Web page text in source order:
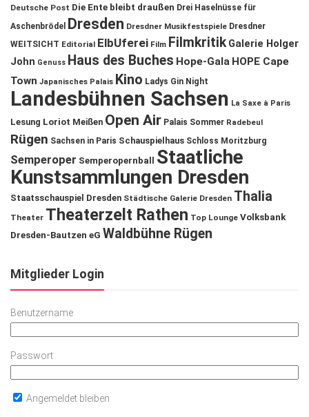
Deutsche Post Die Ente bleibt draußen Drei Haselnüsse für
Aschenbrödel
Dresden Dresdner Musikfestspiele Dresdner
WEITSICHT Editorial ElbUferei Film Filmkritik Galerie Holger
John Genuss Haus des Buches Hope-Gala HOPE Cape
Town Japanisches Palais Kino Ladys Gin Night
Landesbühnen Sachsen La Saxe à Paris
Lesung Loriot Meißen Open Air Palais Sommer Radebeul
Rügen Sachsen in Paris Schauspielhaus Schloss Moritzburg
Semperoper Semperopernball
Staatliche
Kunstsammlungen Dresden
Staatsschauspiel Dresden Städtische Galerie Dresden Thalia
Theater Theaterzelt Rathen Top Lounge Volksbank
Dresden-Bautzen eG Waldbühne Rügen
Mitglieder Login
Benutzername
Passwort
Angemeldet bleiben